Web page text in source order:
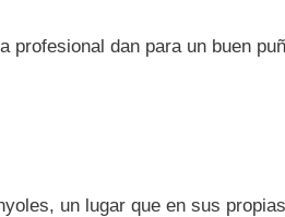
dan para un buen
un lugar que en sus